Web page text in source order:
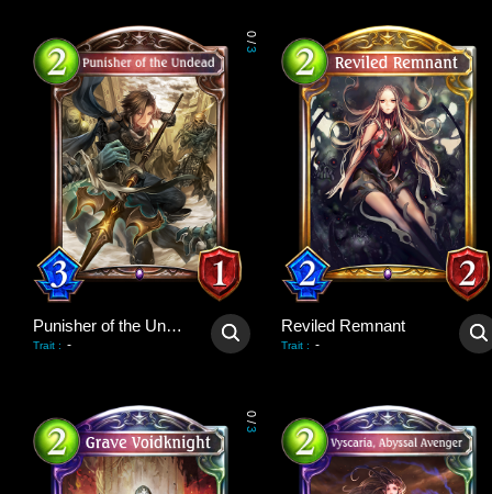
0
/
3
Punisher of the Undead
Trait : -
Reviled Remnant
Trait : -
0
/
3